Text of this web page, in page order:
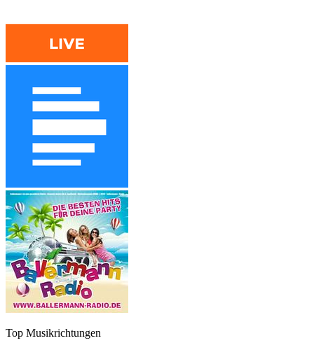
Top Musikrichtungen